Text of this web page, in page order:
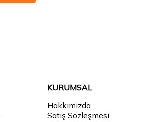
KURUMSAL
Hakkımızda
Satış Sözleşmesi